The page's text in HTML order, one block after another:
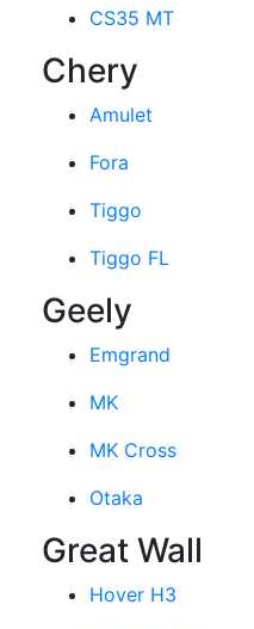
CS35 MT
Chery
Amulet
Fora
Tiggo
Tiggo FL
Geely
Emgrand
MK
MK Cross
Otaka
Great Wall
Hover H3